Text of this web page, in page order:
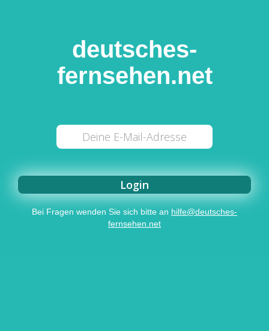
deutsches-
fernsehen.net
Bei Fragen wenden Sie sich bitte an hilfe@deutsches-
fernsehen.net